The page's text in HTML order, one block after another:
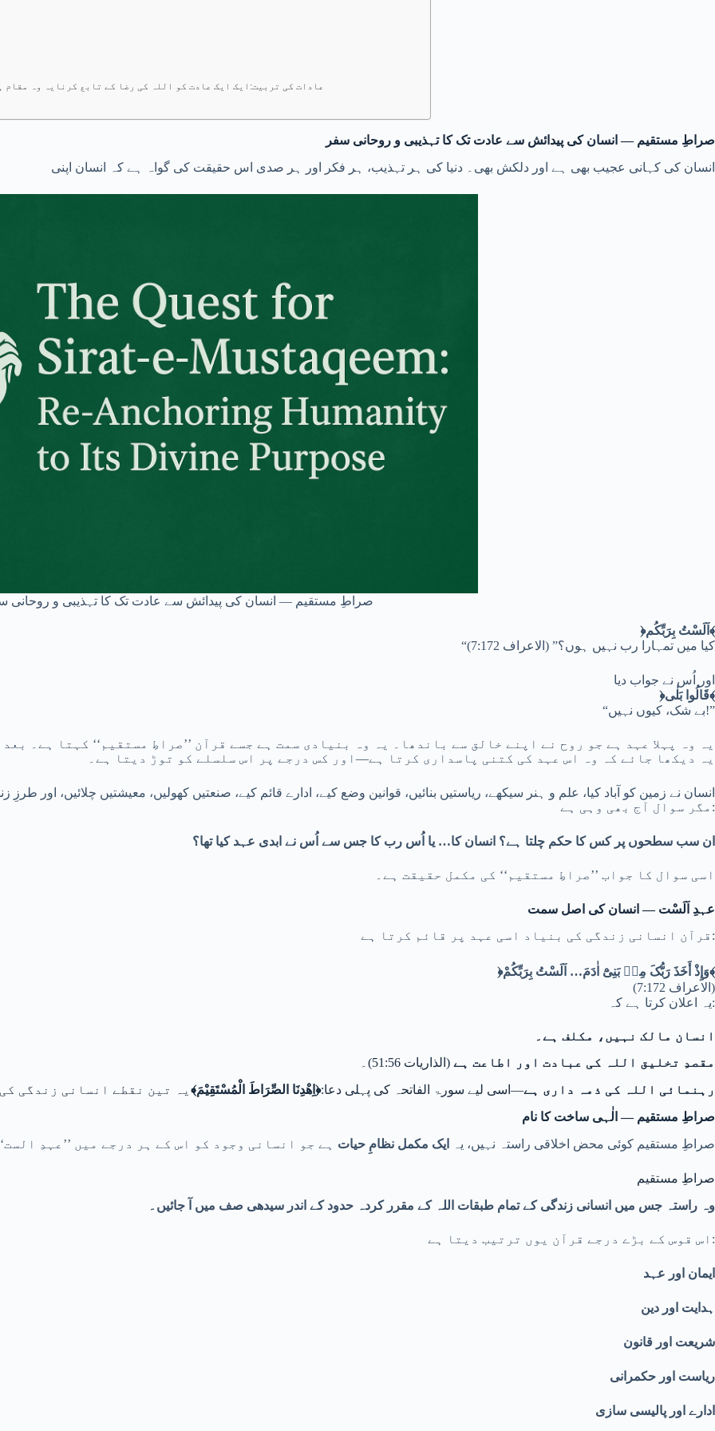
عادات کی تربیت:ایک ایک عادت کو اللہ کی رضا کے تابع کرنایہ وہ
صراطِ مستقیم — انسان کی پیدائش سے عادت تک کا تہذیبی و روحانی سفر
انسان کی کہانی عجیب بھی ہے اور دلکش بھی۔ دنیا کی ہر تہذیب، ہر فکر اور ہر صدی اس حقیقت کی گواہ ہے کہ انسان اپنی
صراطِ مستقیم — انسان کی پیدائش سے عادت تک کا تہذیبی و روحانی
﴿اَلَسْتُ بِرَبِّکُم﴾
“کیا میں تمہارا رب نہیں ہوں؟” (الاعراف 7:172)
اور اُس نے جواب دیا
﴿قَالُوا بَلٰی﴾
“بے شک، کیوں نہیں!”
یہ وہ پہلا عہد ہے جو روح نے اپنے خالق سے باندھا۔ یہ وہ بنیادی سمت ہے جسے قرآن ’’صراطِ مستقیم‘‘ کہتا ہے۔
یہ دیکھا جائے کہ وہ اس عہد کی کتنی پاسداری کرتا ہے—اور کس درجے پر اس سلسلے کو توڑ دیتا ہے۔
انسان نے زمین کو آباد کیا، علم و ہنر سیکھے، ریاستیں بنائیں، قوانین وضع کیے، ادارے قائم کیے، صنعتیں کھولیں، معیشتیں چلائیں، اور
مگر سوال آج بھی وہی ہے:
ان سب سطحوں پر کس کا حکم چلتا ہے؟ انسان کا… یا اُس رب کا جس سے اُس نے ابدی عہد کیا تھا؟
اسی سوال کا جواب ’’صراطِ مستقیم‘‘ کی مکمل حقیقت ہے۔
عہدِ اَلَسْت — انسان کی اصل سمت
قرآن انسانی زندگی کی بنیاد اسی عہد پر قائم کرتا ہے:
﴿وَإِذْ أَخَذَ رَبُّکَ مِنۢ بَنِیْٓ اٰدَمَ… اَلَسْتُ بِرَبِّکُمْ﴾
(الاعراف 7:172)
یہ اعلان کرتا ہے کہ:
انسان مالک نہیں، مکلف ہے۔
مقصدِ تخلیق اللہ کی عبادت اور اطاعت ہے (الذاریات 51:56)۔
رہنمائی اللہ کی ذمہ داری ہے—اسی لیے سورۃ الفاتحہ کی پہلی دعا:﴿اِهْدِنَا الصِّرَاطَ الْمُسْتَقِیْمَ﴾ یہ تین نقطے انسانی زندگی
صراطِ مستقیم — الٰہی ساخت کا نام
صراطِ مستقیم کوئی محض اخلاقی راستہ نہیں، یہ
ایک مکمل نظامِ حیات ہے جو انسانی وجود کو اس کے ہر درجے میں ’’عہدِ
صراطِ مستقیم
وہ راستہ جس میں انسانی زندگی کے تمام طبقات اللہ کے مقرر کردہ حدود کے اندر سیدھی صف میں آ جائیں۔
اس قوس کے بڑے درجے قرآن یوں ترتیب دیتا ہے:
ایمان اور عہد
ہدایت اور دین
شریعت اور قانون
ریاست اور حکمرانی
ادارے اور پالیسی سازی